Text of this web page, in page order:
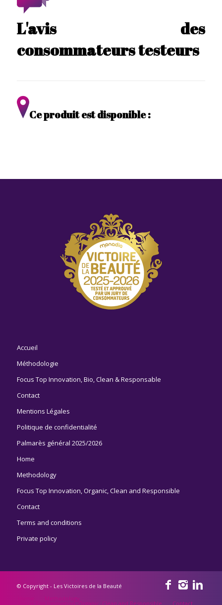
L'avis des
consommateurs testeurs
Ce produit est disponible :
Accueil
Méthodologie
Focus Top Innovation, Bio, Clean & Responsable
Contact
Mentions Légales
Politique de confidentialité
Palmarès général 2025/2026
Home
Methodology
Focus Top Innovation, Organic, Clean and Responsible
Contact
Terms and conditions
Private policy
© Copyright - Les Victoires de la Beauté
Methodology
Focus Top Innovation, Organic, Clean and Responsible Contact